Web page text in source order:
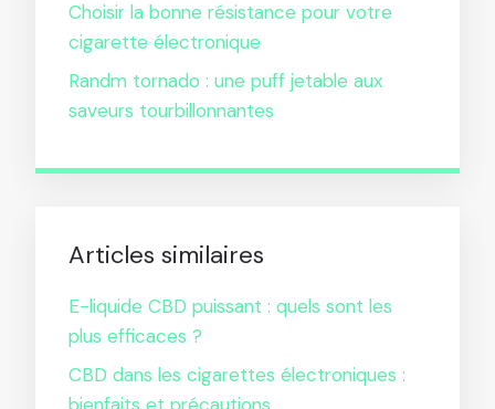
Choisir la bonne résistance pour votre
cigarette électronique
Randm tornado : une puff jetable aux
saveurs tourbillonnantes
Articles similaires
E-liquide CBD puissant : quels sont les
plus efficaces ?
CBD dans les cigarettes électroniques :